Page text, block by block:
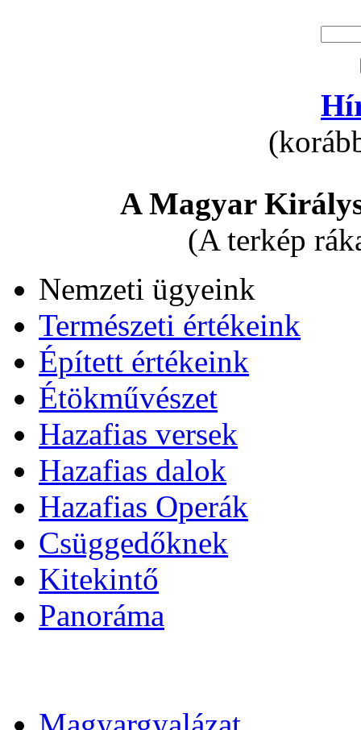
A Magyar
(A terkép
Nemzeti ügyeink
Természeti értékeink
Épített értékeink
Étökművészet
Hazafias versek
Hazafias dalok
Hazafias Operák
Csüggedőknek
Kitekintő
Panoráma